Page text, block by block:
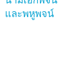
และพหูพจน์